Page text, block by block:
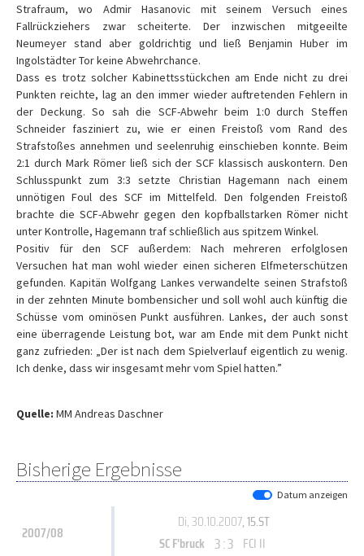
Strafraum, wo Admir Hasanovic mit seinem Versuch eines
Fallrückziehers zwar scheiterte. Der inzwischen mitgeeilte
Neumeyer stand aber goldrichtig und ließ Benjamin Huber im
Ingolstädter Tor keine Abwehrchance.
Dass es trotz solcher Kabinettsstückchen am Ende nicht zu drei
Punkten reichte, lag an den immer wieder auftretenden Fehlern in
der Deckung. So sah die SCF-Abwehr beim 1:0 durch Steffen
Schneider fasziniert zu, wie er einen Freistoß vom Rand des
Strafstoßes annehmen und seelenruhig einschieben konnte. Beim
2:1 durch Mark Römer ließ sich der SCF klassisch auskontern. Den
Schlusspunkt zum 3:3 setzte Christian Hagemann nach einem
unnötigen Foul des SCF im Mittelfeld. Den folgenden Freistoß
brachte die SCF-Abwehr gegen den kopfballstarken Römer nicht
unter Kontrolle, Hagemann traf schließlich aus spitzem Winkel.
Positiv für den SCF außerdem: Nach mehreren erfolglosen
Versuchen hat man wohl wieder einen sicheren Elfmeterschützen
gefunden. Kapitän Wolfgang Lankes verwandelte seinen Strafstoß
in der zehnten Minute bombensicher und soll wohl auch künftig die
Schüsse vom ominösen Punkt ausführen. Lankes, der auch sonst
eine überragende Leistung bot, war am Ende mit dem Punkt nicht
ganz zufrieden: „Der ist nach dem Spielverlauf eigentlich zu wenig.
Ich denke, dass wir insgesamt mehr vom Spiel hatten.”
Quelle: MM Andreas Daschner
Bisherige Ergebnisse
Datum anzeigen
2007/08
Di, 30.10.2007, 15.ST
SC F'bruck 3 : 3 FCI II